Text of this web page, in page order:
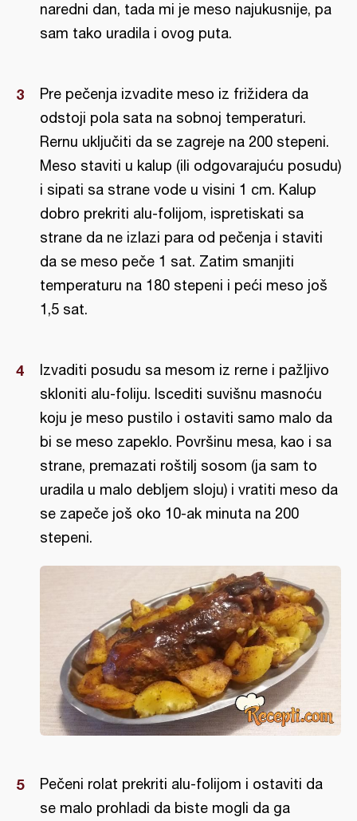
naredni dan, tada mi je meso najukusnije, pa
sam tako uradila i ovog puta.
Pre pečenja izvadite meso iz frižidera da
odstoji pola sata na sobnoj temperaturi.
Rernu uključiti da se zagreje na 200 stepeni.
Meso staviti u kalup (ili odgovarajuću posudu)
i sipati sa strane vode u visini 1 cm. Kalup
dobro prekriti alu-folijom, ispretiskati sa
strane da ne izlazi para od pečenja i staviti
da se meso peče 1 sat. Zatim smanjiti
temperaturu na 180 stepeni i peći meso još
1,5 sat.
Izvaditi posudu sa mesom iz rerne i pažljivo
skloniti alu-foliju. Iscediti suvišnu masnoću
koju je meso pustilo i ostaviti samo malo da
bi se meso zapeklo. Površinu mesa, kao i sa
strane, premazati roštilj sosom (ja sam to
uradila u malo debljem sloju) i vratiti meso da
se zapeče još oko 10-ak minuta na 200
stepeni.
Pečeni rolat prekriti alu-folijom i ostaviti da
se malo prohladi da biste mogli da ga